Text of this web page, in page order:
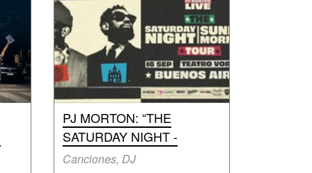
PJ MORTON: “THE
SATURDAY NIGHT -
Canciones, DJ